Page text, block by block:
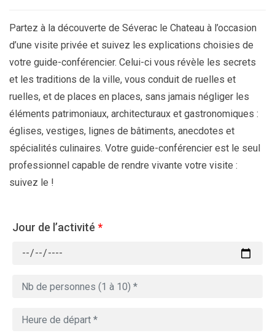
Partez à la découverte de Séverac le Chateau à l’occasion
d’une visite privée et suivez les explications choisies de
votre guide-conférencier. Celui-ci vous révèle les secrets
et les traditions de la ville, vous conduit de ruelles et
ruelles, et de places en places, sans jamais négliger les
éléments patrimoniaux, architecturaux et gastronomiques :
églises, vestiges, lignes de bâtiments, anecdotes et
spécialités culinaires. Votre guide-conférencier est le seul
professionnel capable de rendre vivante votre visite :
suivez le !
Jour de l’activité *